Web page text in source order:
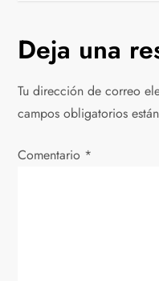
e
g
a
c
Deja una
Tu dirección de correo
campos obligatorios
Comentario *